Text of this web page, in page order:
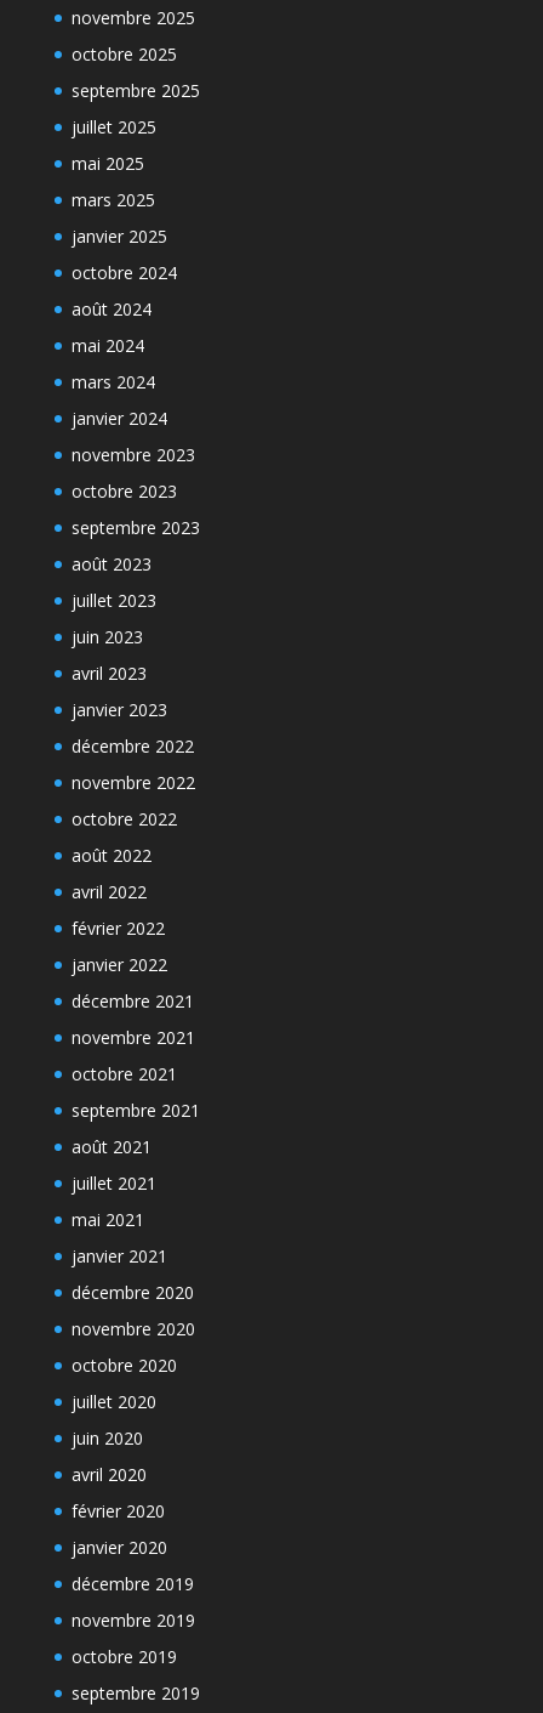
novembre 2025
octobre 2025
septembre 2025
juillet 2025
mai 2025
mars 2025
janvier 2025
octobre 2024
août 2024
mai 2024
mars 2024
janvier 2024
novembre 2023
octobre 2023
septembre 2023
août 2023
juillet 2023
juin 2023
avril 2023
janvier 2023
décembre 2022
novembre 2022
octobre 2022
août 2022
avril 2022
février 2022
janvier 2022
décembre 2021
novembre 2021
octobre 2021
septembre 2021
août 2021
juillet 2021
mai 2021
janvier 2021
décembre 2020
novembre 2020
octobre 2020
juillet 2020
juin 2020
avril 2020
février 2020
janvier 2020
décembre 2019
novembre 2019
octobre 2019
septembre 2019